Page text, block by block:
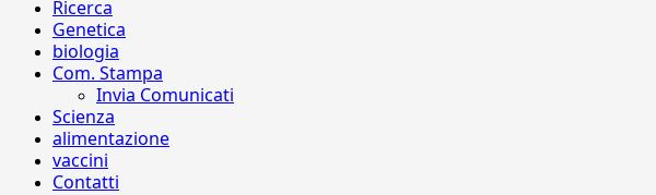
Ricerca
Genetica
biologia
Com. Stampa
Invia Comunicati
Scienza
alimentazione
vaccini
Contatti